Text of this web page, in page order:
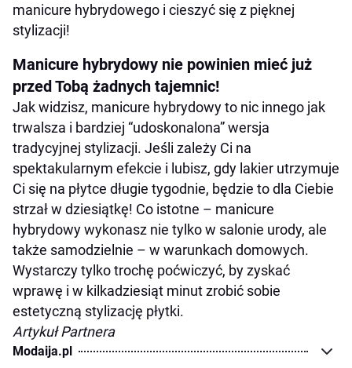
manicure hybrydowego i cieszyć się z pięknej
stylizacji!
Manicure hybrydowy nie powinien mieć już
przed Tobą żadnych tajemnic!
Jak widzisz, manicure hybrydowy to nic innego jak
trwalsza i bardziej “udoskonalona” wersja
tradycyjnej stylizacji. Jeśli zależy Ci na
spektakularnym efekcie i lubisz, gdy lakier utrzymuje
Ci się na płytce długie tygodnie, będzie to dla Ciebie
strzał w dziesiątkę! Co istotne – manicure
hybrydowy wykonasz nie tylko w salonie urody, ale
także samodzielnie – w warunkach domowych.
Wystarczy tylko trochę poćwiczyć, by zyskać
wprawę i w kilkadziesiąt minut zrobić sobie
estetyczną stylizację płytki.
Artykuł Partnera
Modaija.pl